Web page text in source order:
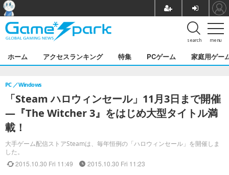
menu
search
ホーム アクセスランキング 特集 PCゲーム 家庭用ゲー
「Steam ハロウィンセール」11月3日まで開催
―『The Witcher 3』をはじめ大型タイトル満
載！
大手ゲーム配信ストアSteamは、毎年恒例の「ハロウィンセール」を開催しま
した。
PC Windows
2015.10.30 Fri 11:49 2015.10.30 Fri 11:23